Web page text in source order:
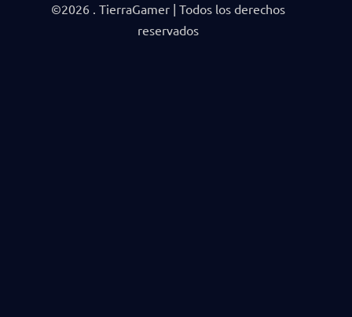
©2026 . TierraGamer | Todos los derechos
reservados